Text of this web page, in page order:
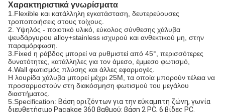
Χαρακτηριστικά γνωρίσματα
1.Flexible και κατάλληλη εγκατάσταση, δευτερεύουσες
τροποποιήσεις στους τοίχους.
2. Υψηλός - ποιοτικό υλικό, εύκολος σύνθεσης χάλυβα
ψευδάργυρου alloy+stainless ισχυρού και ανθεκτικού μη, στην
παραμόρφωση
3.Fixed η ράβδος μπορεί να ρυθμιστεί από 45°, περισσότερες
δυνατότητες, κατάλληλες για τον άμεσο, έμμεσο φωτισμό,
4.Wall φωτισμός πλύσης και άλλες εφαρμογές.
Η λουρίδα χάλυβα μπορεί μέχρι 25M , τα οποία μπορούν τέλεια να
προσαρμοστούν στη διακόσμηση φωτισμού του μεγάλου
διαστήματος.
5.Specification: Βάση οριζόντων για την εύκαμπτη ζώνη, γωνία
διευθετήσιμο Pacakge 360 βαθμού: βάση 2 PC, 6 βίδες PC.